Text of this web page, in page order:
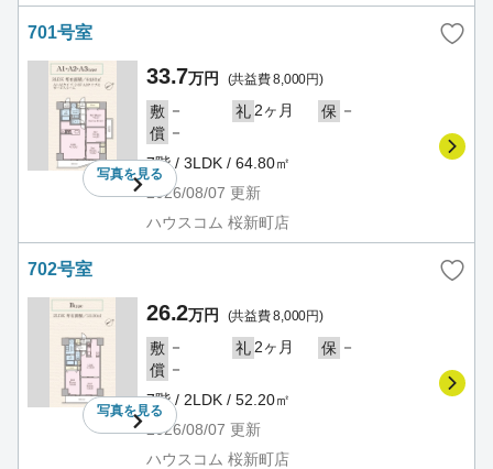
701号室
写真を見る
33.7万円 (共益費 8,000円)
敷 － 礼 2ヶ月 保 －
償 －
7階 / 3LDK / 64.80㎡
2026/08/07 更新
ハウスコム 桜新町店
702号室
写真を見る
26.2万円 (共益費 8,000円)
敷 － 礼 2ヶ月 保 －
償 －
7階 / 2LDK / 52.20㎡
2026/08/07 更新
ハウスコム 桜新町店